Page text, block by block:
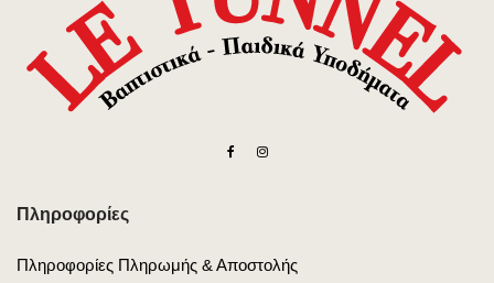
Πληροφορίες
Πληροφορίες Πληρωμής & Αποστολής